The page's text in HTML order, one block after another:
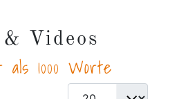
Videos
1000 Worte
Anzeige #